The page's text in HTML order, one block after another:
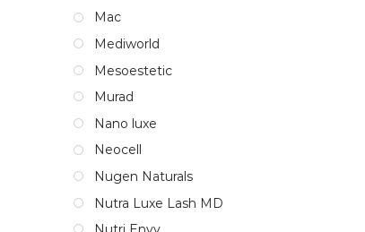
Mac
Mediworld
Mesoestetic
Murad
Nano luxe
Neocell
Nugen Naturals
Nutra Luxe Lash MD